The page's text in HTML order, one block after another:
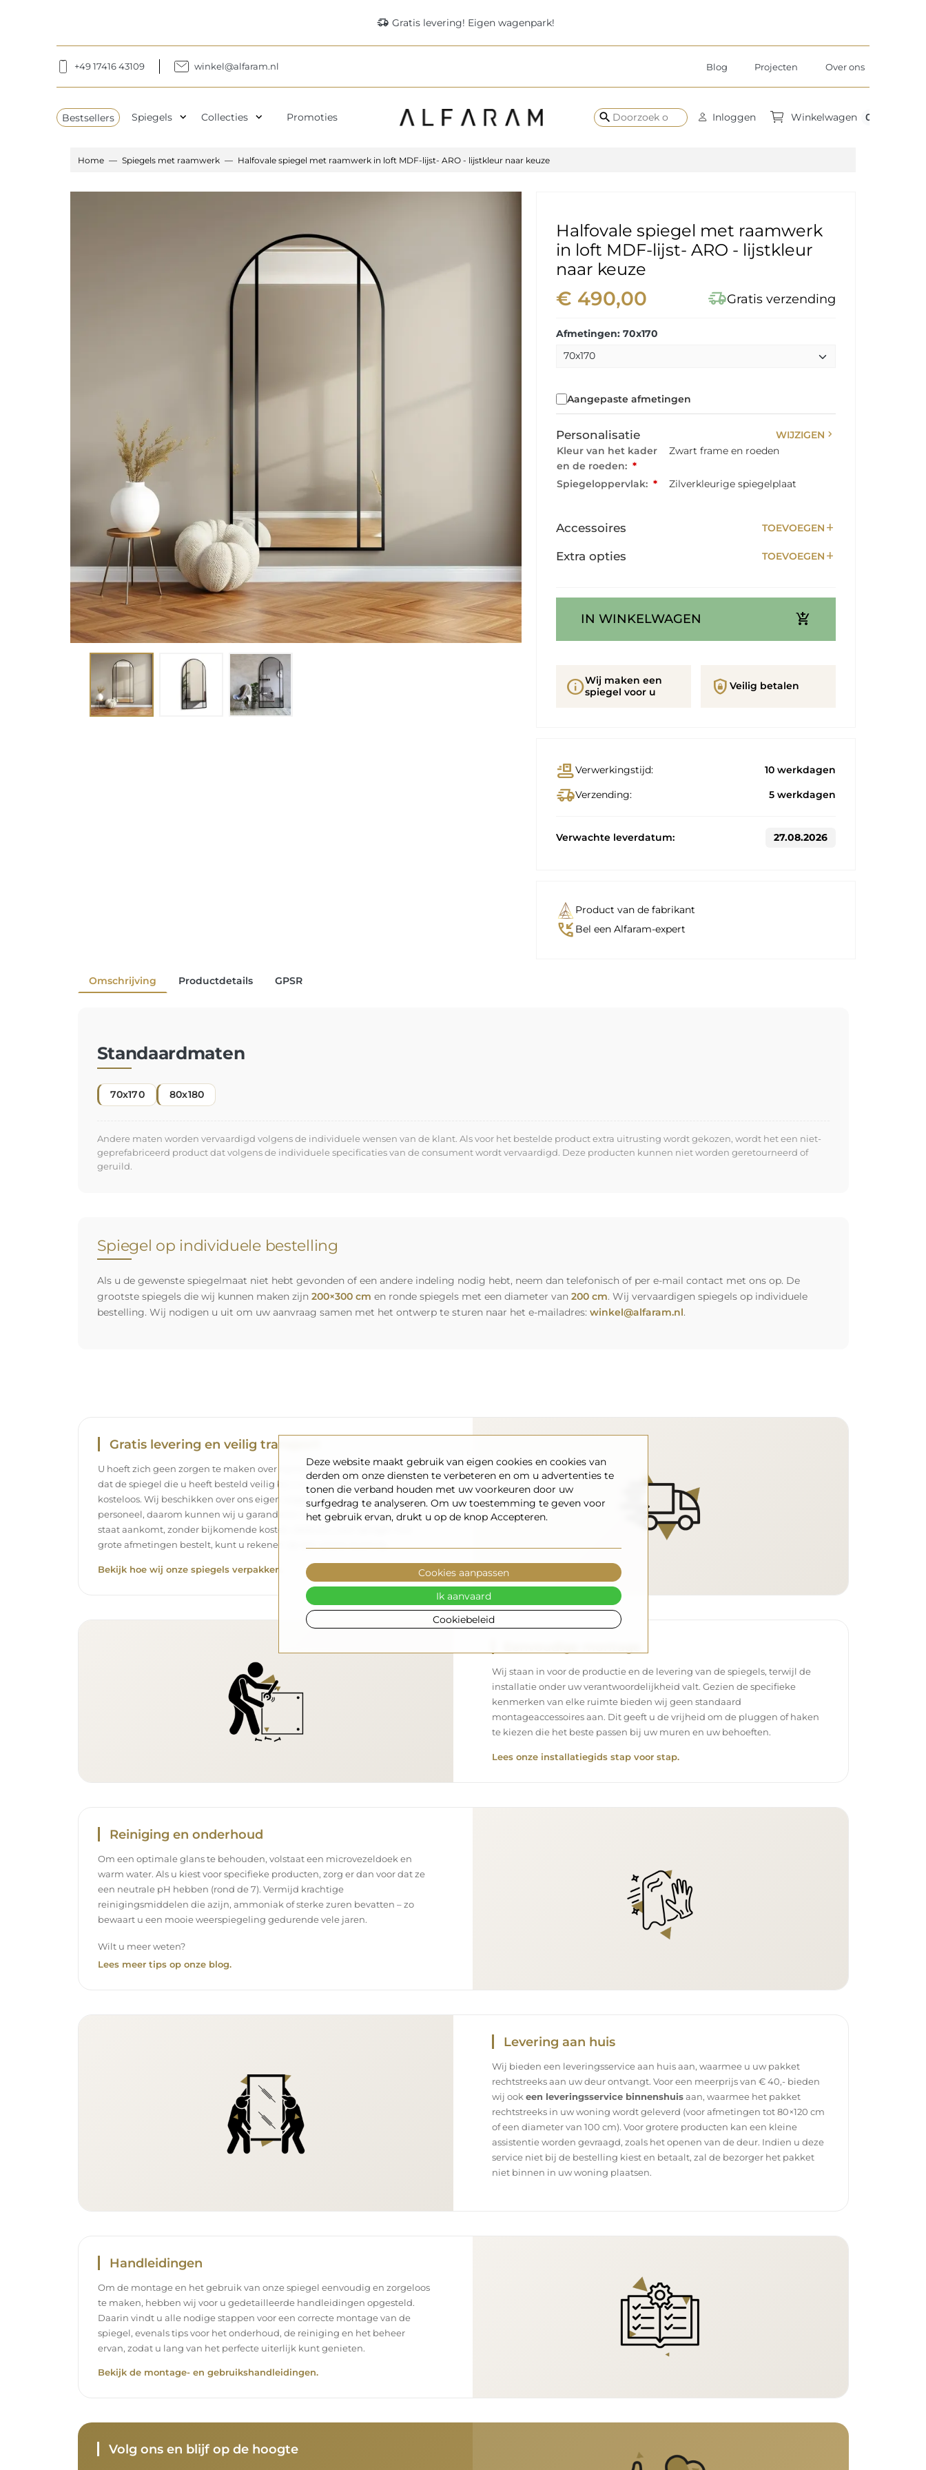
delivery_truck_speed Gratis levering! Eigen wagenpark!
+49 17416 43109 winkel@alfaram.nl Blog Projecten Over ons
Bestsellers Spiegels expand_more Collecties expand_more Promoties search Inloggen Winkelwagen 0
Home Spiegels met raamwerk Halfovale spiegel met raamwerk in loft MDF-lijst- ARO - lijstkleur naar keuze
Halfovale spiegel met raamwerk
in loft MDF-lijst- ARO - lijstkleur
naar keuze
€ 490,00 delivery_truck_speedGratis verzending
Afmetingen: 70x170
Aangepaste afmetingen
Personalisatie WIJZIGEN chevron_right
Kleur van het kader
en de roeden: *
Zwart frame en roeden
Spiegeloppervlak: * Zilverkleurige spiegelplaat
Accessoires TOEVOEGEN add
Extra opties TOEVOEGEN add
IN WINKELWAGEN add_shopping_cart
infoWij maken een
spiegel voor u
shield_lock Veilig betalen
conveyor_beltVerwerkingstijd: 10 werkdagen
delivery_truck_speedVerzending: 5 werkdagen
Verwachte leverdatum: 27.08.2026
Product van de fabrikant
phone_callback Bel een Alfaram-expert
Omschrijving Productdetails GPSR
Standaardmaten
70x170 80x180
Andere maten worden vervaardigd volgens de individuele wensen van de klant. Als voor het bestelde product extra uitrusting wordt gekozen, wordt het een niet-
geprefabriceerd product dat volgens de individuele specificaties van de consument wordt vervaardigd. Deze producten kunnen niet worden geretourneerd of
geruild.
Spiegel op individuele bestelling
Als u de gewenste spiegelmaat niet hebt gevonden of een andere indeling nodig hebt, neem dan telefonisch of per e-mail contact met ons op. De
grootste spiegels die wij kunnen maken zijn 200×300 cm en ronde spiegels met een diameter van 200 cm. Wij vervaardigen spiegels op individuele
bestelling. Wij nodigen u uit om uw aanvraag samen met het ontwerp te sturen naar het e-mailadres: winkel@alfaram.nl.
Gratis levering en veilig transport
U hoeft zich geen zorgen te maken over het transport – wij zorgen ervoor
dat de spiegel die u heeft besteld veilig bij u aankomt, en dat volledig
kosteloos. Wij beschikken over ons eigen wagenpark en opgeleid
personeel, daarom kunnen wij u garanderen dat de spiegel in perfecte
staat aankomt, zonder bijkomende kosten. Zelfs als u een spiegel met
grote afmetingen bestelt, kunt u rekenen op een snelle levering.
Bekijk hoe wij onze spiegels verpakken.
Wij staan in voor de productie en de levering van de spiegels, terwijl de
installatie onder uw verantwoordelijkheid valt. Gezien de specifieke
kenmerken van elke ruimte bieden wij geen standaard
montageaccessoires aan. Dit geeft u de vrijheid om de pluggen of haken
te kiezen die het beste passen bij uw muren en uw behoeften.
Lees onze installatiegids stap voor stap.
Reiniging en onderhoud
Om een optimale glans te behouden, volstaat een microvezeldoek en
warm water. Als u kiest voor specifieke producten, zorg er dan voor dat ze
een neutrale pH hebben (rond de 7). Vermijd krachtige
reinigingsmiddelen die azijn, ammoniak of sterke zuren bevatten – zo
bewaart u een mooie weerspiegeling gedurende vele jaren.
Wilt u meer weten?
Lees meer tips op onze blog.
Levering aan huis
Wij bieden een leveringsservice aan huis aan, waarmee u uw pakket
rechtstreeks aan uw deur ontvangt. Voor een meerprijs van € 40,- bieden
wij ook een leveringsservice binnenshuisaan, waarmee het pakket
rechtstreeks in uw woning wordt geleverd (voor afmetingen tot 80×120 cm
of een diameter van 100 cm). Voor grotere producten kan een kleine
assistentie worden gevraagd, zoals het openen van de deur. Indien u deze
service niet bij de bestelling kiest en betaalt, zal de bezorger het pakket
niet binnen in uw woning plaatsen.
Handleidingen
Om de montage en het gebruik van onze spiegel eenvoudig en zorgeloos
te maken, hebben wij voor u gedetailleerde handleidingen opgesteld.
Daarin vindt u alle nodige stappen voor een correcte montage van de
spiegel, evenals tips voor het onderhoud, de reiniging en het beheer
ervan, zodat u lang van het perfecte uiterlijk kunt genieten.
Bekijk de montage- en gebruikshandleidingen.
Volg ons en blijf op de hoogte
Deze website maakt gebruik van eigen cookies en cookies van
derden om onze diensten te verbeteren en om u advertenties te
tonen die verband houden met uw voorkeuren door uw
surfgedrag te analyseren. Om uw toestemming te geven voor
het gebruik ervan, drukt u op de knop Accepteren.
Cookiebeleid
Cookies aanpassen
Ik aanvaard